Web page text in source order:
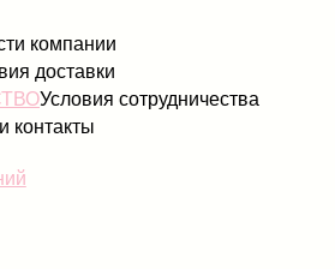
компании
доставки
Условия сотрудничества
контакты